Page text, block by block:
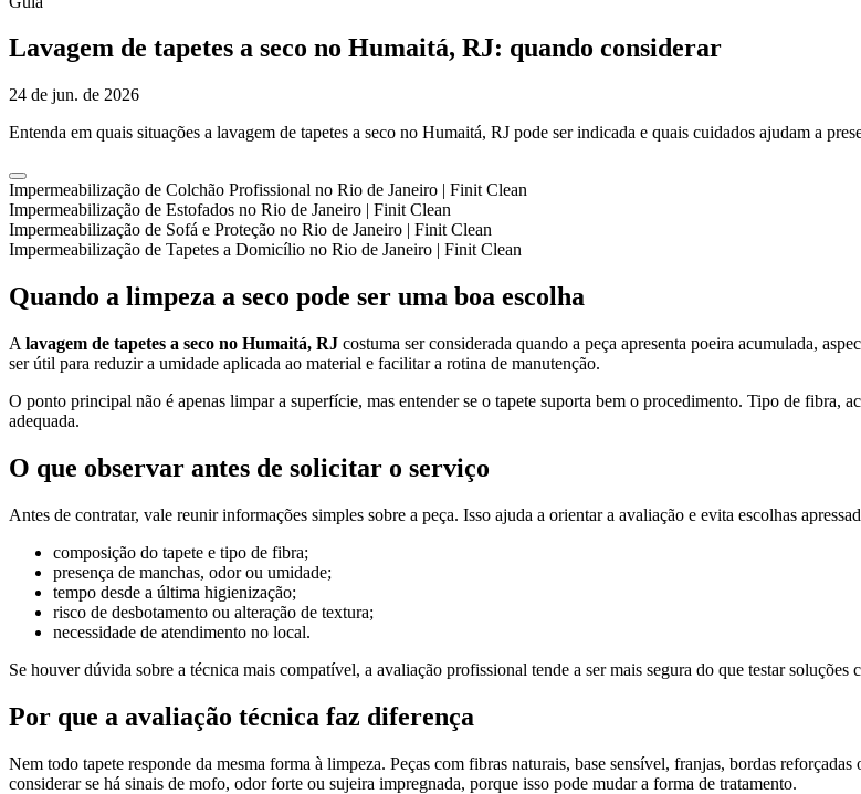
Lavagem de tapetes a seco no Humaitá, RJ: quando considerar
24 de jun. de 2026
Entenda em quais situações a lavagem de tapetes a seco no Humaitá, RJ pode ser indicada e quais cuidados ajudam a
Impermeabilização de Colchão Profissional no Rio de Janeiro | Finit Clean
Impermeabilização de Estofados no Rio de Janeiro | Finit Clean
Impermeabilização de Sofá e Proteção no Rio de Janeiro | Finit Clean
Impermeabilização de Tapetes a Domicílio no Rio de Janeiro | Finit Clean
Quando a limpeza a seco pode ser uma boa escolha
A lavagem de tapetes a seco no Humaitá, RJ costuma ser considerada quando a peça apresenta poeira acumulada,
ser útil para reduzir a umidade aplicada ao material e facilitar a rotina de manutenção.
O ponto principal não é apenas limpar a superfície, mas entender se o tapete suporta bem o procedimento. Tipo de fibra,
adequada.
O que observar antes de solicitar o serviço
Antes de contratar, vale reunir informações simples sobre a peça. Isso ajuda a orientar a avaliação e evita escolhas
composição do tapete e tipo de fibra;
presença de manchas, odor ou umidade;
tempo desde a última higienização;
risco de desbotamento ou alteração de textura;
necessidade de atendimento no local.
Se houver dúvida sobre a técnica mais compatível, a avaliação profissional tende a ser mais segura do que testar
Por que a avaliação técnica faz diferença
Nem todo tapete responde da mesma forma à limpeza. Peças com fibras naturais, base sensível, franjas, bordas
considerar se há sinais de mofo, odor forte ou sujeira impregnada, porque isso pode mudar a forma de tratamento.